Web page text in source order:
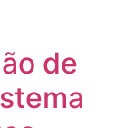
de